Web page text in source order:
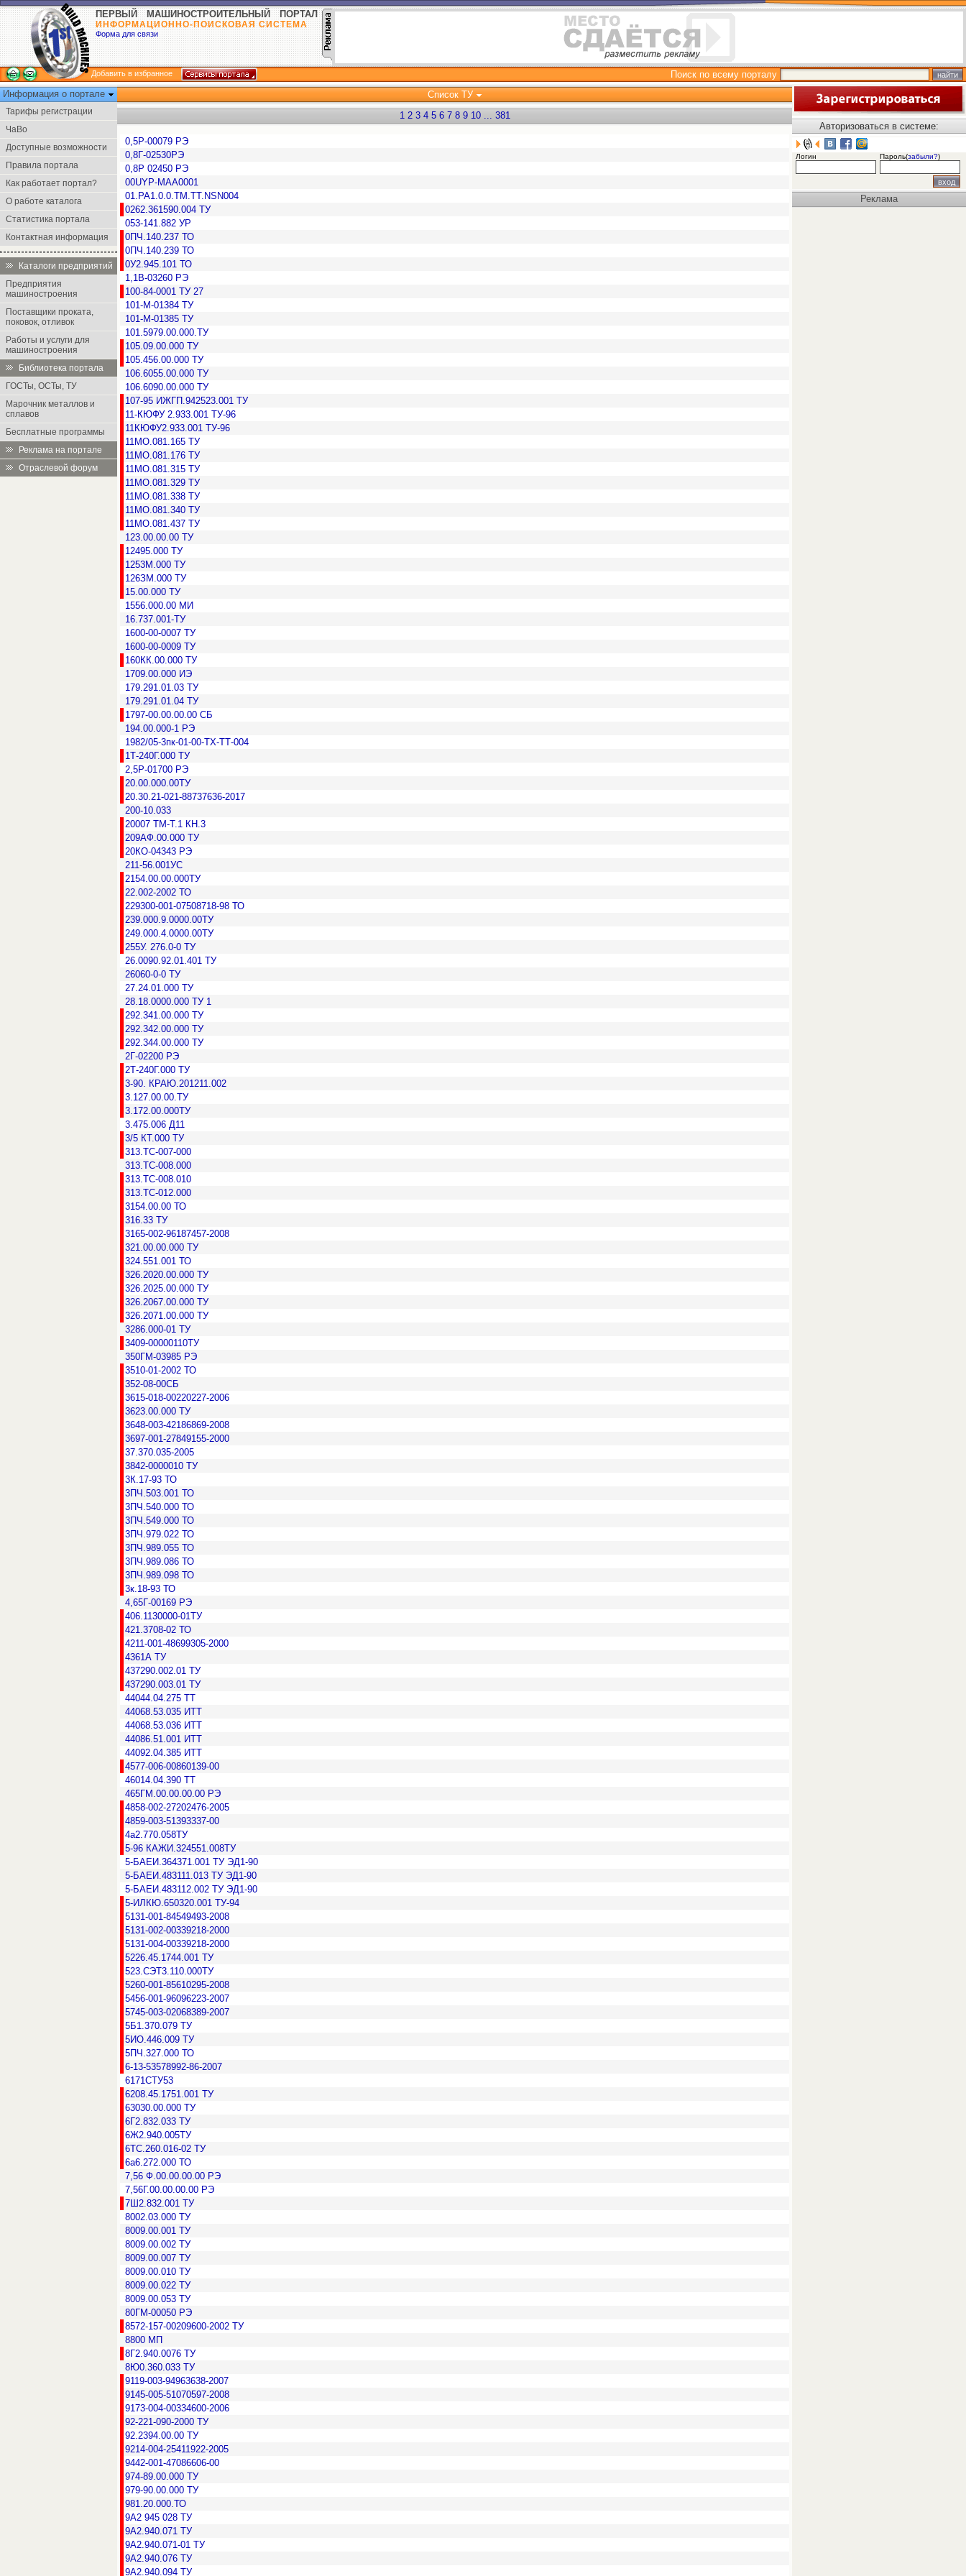
ПЕРВЫЙ МАШИНОСТРОИТЕЛЬНЫЙ ПОРТАЛ
ИНФОРМАЦИОННО-ПОИСКОВАЯ СИСТЕМА
Форма для связи
Добавить в избранное
Поиск по всему порталу
Информация о портале
Тарифы регистрации
ЧаВо
Доступные возможности
Правила портала
Как работает портал?
О работе каталога
Статистика портала
Контактная информация
Каталоги предприятий
Предприятия
машиностроения
Поставщики проката,
поковок, отливок
Работы и услуги для
машиностроения
Библиотека портала
ГОСТы, ОСТы, ТУ
Марочник металлов и
сплавов
Бесплатные программы
Реклама на портале
Отраслевой форум
Список ТУ
1 2 3 4 5 6 7 8 9 10 ... 381
0,5Р-00079 РЭ
0,8Г-02530РЭ
0,8Р 02450 РЭ
00UYP-MAA0001
01.PA1.0.0.TM.TT.NSN004
0262.361590.004 ТУ
053-141.882 УР
0ПЧ.140.237 ТО
0ПЧ.140.239 ТО
0У2.945.101 ТО
1,1В-03260 РЭ
100-84-0001 ТУ 27
101-М-01384 ТУ
101-М-01385 ТУ
101.5979.00.000.ТУ
105.09.00.000 ТУ
105.456.00.000 ТУ
106.6055.00.000 ТУ
106.6090.00.000 ТУ
107-95 ИЖГП.942523.001 ТУ
11-КЮФУ 2.933.001 ТУ-96
11КЮФУ2.933.001 ТУ-96
11МО.081.165 ТУ
11МО.081.176 ТУ
11МО.081.315 ТУ
11МО.081.329 ТУ
11МО.081.338 ТУ
11МО.081.340 ТУ
11МО.081.437 ТУ
123.00.00.00 ТУ
12495.000 ТУ
1253М.000 ТУ
126ЗМ.000 ТУ
15.00.000 ТУ
1556.000.00 МИ
16.737.001-ТУ
1600-00-0007 ТУ
1600-00-0009 ТУ
160КК.00.000 ТУ
1709.00.000 ИЭ
179.291.01.03 ТУ
179.291.01.04 ТУ
1797-00.00.00.00 СБ
194.00.000-1 РЭ
1982/05-3пк-01-00-ТХ-ТТ-004
1Т-240Г.000 ТУ
2,5Р-01700 РЭ
20.00.000.00ТУ
20.30.21-021-88737636-2017
200-10.033
20007 ТМ-Т.1 КН.3
209АФ.00.000 ТУ
20КО-04343 РЭ
211-56.001УС
2154.00.00.000ТУ
22.002-2002 ТО
229300-001-07508718-98 ТО
239.000.9.0000.00ТУ
249.000.4.0000.00ТУ
255У. 276.0-0 ТУ
26.0090.92.01.401 ТУ
26060-0-0 ТУ
27.24.01.000 ТУ
28.18.0000.000 ТУ 1
292.341.00.000 ТУ
292.342.00.000 ТУ
292.344.00.000 ТУ
2Г-02200 РЭ
2Т-240Г.000 ТУ
3-90. КРАЮ.201211.002
3.127.00.00.ТУ
3.172.00.000ТУ
3.475.006 Д11
3/5 КТ.000 ТУ
313.ТС-007-000
313.ТС-008.000
313.ТС-008.010
313.ТС-012.000
3154.00.00 ТО
316.33 ТУ
3165-002-96187457-2008
321.00.00.000 ТУ
324.551.001 ТО
326.2020.00.000 ТУ
326.2025.00.000 ТУ
326.2067.00.000 ТУ
326.2071.00.000 ТУ
3286.000-01 ТУ
3409-00000110ТУ
350ГМ-03985 РЭ
3510-01-2002 ТО
352-08-00СБ
3615-018-00220227-2006
3623.00.000 ТУ
3648-003-42186869-2008
3697-001-27849155-2000
37.370.035-2005
3842-0000010 ТУ
3К.17-93 ТО
3ПЧ.503.001 ТО
3ПЧ.540.000 ТО
3ПЧ.549.000 ТО
3ПЧ.979.022 ТО
3ПЧ.989.055 ТО
3ПЧ.989.086 ТО
3ПЧ.989.098 ТО
3к.18-93 ТО
4,65Г-00169 РЭ
406.1130000-01ТУ
421.3708-02 ТО
4211-001-48699305-2000
4361А ТУ
437290.002.01 ТУ
437290.003.01 ТУ
44044.04.275 ТТ
44068.53.035 ИТТ
44068.53.036 ИТТ
44086.51.001 ИТТ
44092.04.385 ИТТ
4577-006-00860139-00
46014.04.390 ТТ
465ГМ.00.00.00.00 РЭ
4858-002-27202476-2005
4859-003-51393337-00
4а2.770.058ТУ
5-96 КАЖИ.324551.008ТУ
5-БАЕИ.364371.001 ТУ ЭД1-90
5-БАЕИ.483111.013 ТУ ЭД1-90
5-БАЕИ.483112.002 ТУ ЭД1-90
5-ИЛКЮ.650320.001 ТУ-94
5131-001-84549493-2008
5131-002-00339218-2000
5131-004-00339218-2000
5226.45.1744.001 ТУ
523.СЭТ3.110.000ТУ
5260-001-85610295-2008
5456-001-96096223-2007
5745-003-02068389-2007
5Б1.370.079 ТУ
5ИО.446.009 ТУ
5ПЧ.327.000 ТО
6-13-53578992-86-2007
6171СТУ53
6208.45.1751.001 ТУ
63030.00.000 ТУ
6Г2.832.033 ТУ
6Ж2.940.005ТУ
6ТС.260.016-02 ТУ
6а6.272.000 ТО
7,56 Ф.00.00.00.00 РЭ
7,56Г.00.00.00.00 РЭ
7Ш2.832.001 ТУ
8002.03.000 ТУ
8009.00.001 ТУ
8009.00.002 ТУ
8009.00.007 ТУ
8009.00.010 ТУ
8009.00.022 ТУ
8009.00.053 ТУ
80ГМ-00050 РЭ
8572-157-00209600-2002 ТУ
8800 МП
8Г2.940.0076 ТУ
8Ю0.360.033 ТУ
9119-003-94963638-2007
9145-005-51070597-2008
9173-004-00334600-2006
92-221-090-2000 ТУ
92.2394.00.00 ТУ
9214-004-25411922-2005
9442-001-47086606-00
974-89.00.000 ТУ
979-90.00.000 ТУ
981.20.000.ТО
9А2 945 028 ТУ
9А2.940.071 ТУ
9А2.940.071-01 ТУ
9А2.940.076 ТУ
9А2.940.094 ТУ
Авторизоваться в системе:
Логин Пароль(забыли?)
Реклама